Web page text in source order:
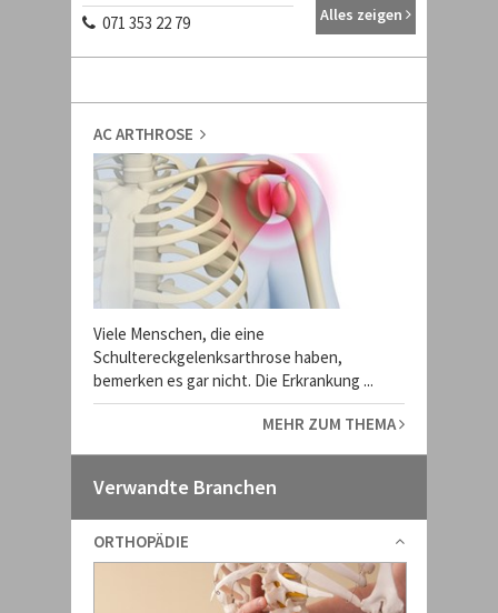
071 353 22 79
Alles zeigen
AC ARTHROSE
Viele Menschen, die eine
Schultereckgelenksarthrose haben,
bemerken es gar nicht. Die Erkrankung ...
MEHR ZUM THEMA
Verwandte Branchen
ORTHOPÄDIE